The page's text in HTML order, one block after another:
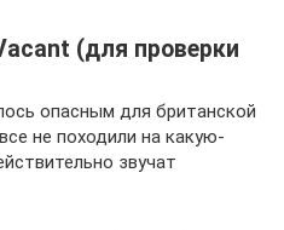
(для проверки
опасным для британской
не походили на какую-
звучат